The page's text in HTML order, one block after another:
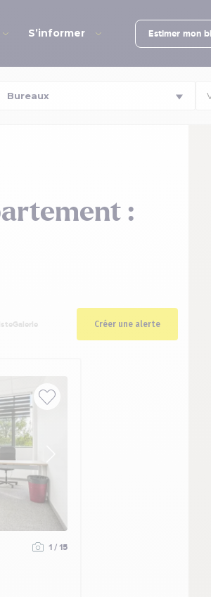
S’informer Estimer mon
:
Galerie Créer une alerte
1 / 15